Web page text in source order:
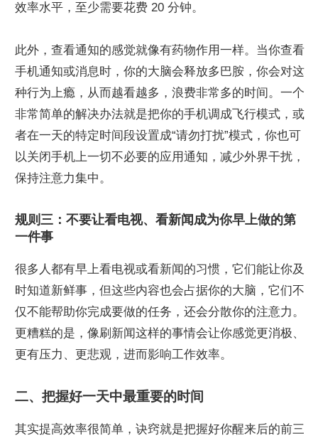
效率水平，至少需要花费 20 分钟。
此外，查看通知的感觉就像有药物作用一样。当你查看
手机通知或消息时，你的大脑会释放多巴胺，你会对这
种行为上瘾，从而越看越多，浪费非常多的时间。一个
非常简单的解决办法就是把你的手机调成飞行模式，或
者在一天的特定时间段设置成“请勿打扰”模式，你也可
以关闭手机上一切不必要的应用通知，减少外界干扰，
保持注意力集中。
规则三：不要让看电视、看新闻成为你早上做的第
一件事
很多人都有早上看电视或看新闻的习惯，它们能让你及
时知道新鲜事，但这些内容也会占据你的大脑，它们不
仅不能帮助你完成要做的任务，还会分散你的注意力。
更糟糕的是，像刷新闻这样的事情会让你感觉更消极、
更有压力、更悲观，进而影响工作效率。
二、把握好一天中最重要的时间
其实提高效率很简单，诀窍就是把握好你醒来后的前三